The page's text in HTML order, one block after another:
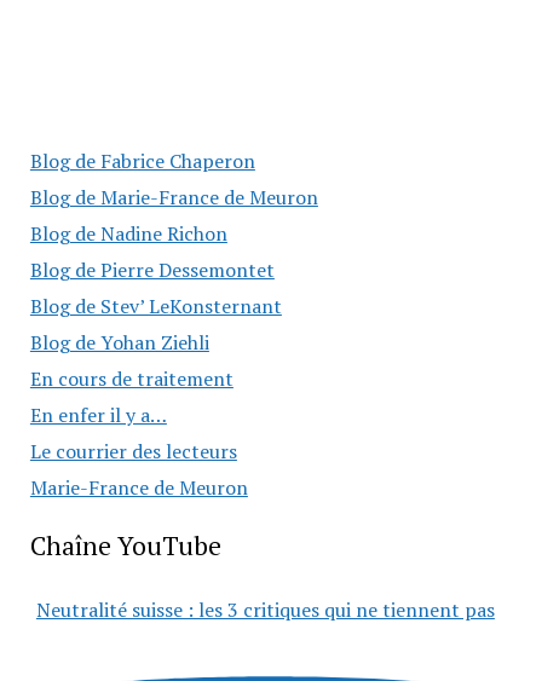
Blog de Fabrice Chaperon
Blog de Marie-France de Meuron
Blog de Nadine Richon
Blog de Pierre Dessemontet
Blog de Stev’ LeKonsternant
Blog de Yohan Ziehli
En cours de traitement
En enfer il y a…
Le courrier des lecteurs
Marie-France de Meuron
Chaîne YouTube
Neutralité suisse : les 3 critiques qui ne tiennent pas